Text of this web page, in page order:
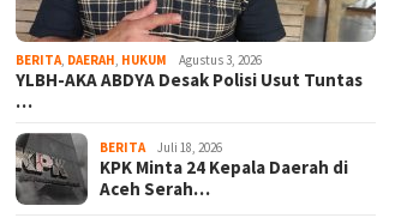
BERITA DAERAH HUKUM Agustus 3, 2026
YLBH-AKA ABDYA Desak Polisi Usut Tuntas
…
BERITA Juli 18, 2026
KPK Minta 24 Kepala Daerah di
Aceh Serah…